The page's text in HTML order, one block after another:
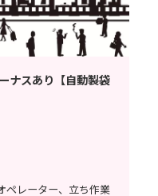
ナスあり【自動製袋
ペレーター、立ち作業